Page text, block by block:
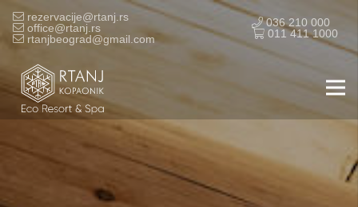
rezervacije@rtanj.rs
office@rtanj.rs
rtanjbeograd@gmail.com
036 210 000
011 411 1000